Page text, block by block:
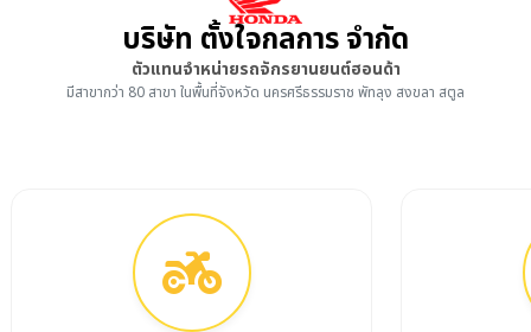
บริษัท ตั้งใจกลการ จำกัด
ตัวแทนจำหน่ายรถจักรยานยนต์ฮอนด้า
มีสาขากว่า 80 สาขา ในพื้นที่จังหวัด นครศรีธรรมราช พัทลุง สงขลา สตูล